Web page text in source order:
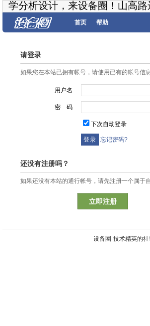
学分析设计，来设备圈！山高
首页 帮助
请登录
如果您在本站已拥有帐号，请使用已有的帐号信
用户名
密 码
下次自动登录
忘记密码?
还没有注册吗？
如果还没有本站的通行帐号，请先注册一个属于
立即注册
设备圈-技术精英的社